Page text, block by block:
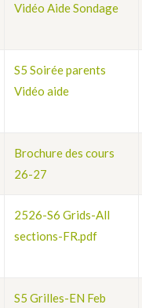
Vidéo Aide Sondage
S5 Soirée parents
Vidéo aide
Brochure des cours
26-27
2526-S6 Grids-All
sections-FR.pdf
S5 Grilles-EN Feb